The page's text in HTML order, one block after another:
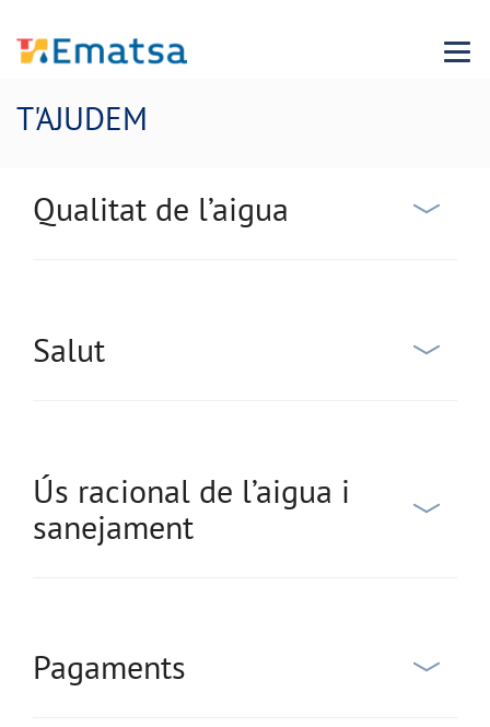
Menu
T'AJUDEM
Qualitat de l’aigua
Salut
Ús racional de l’aigua i
sanejament
Pagaments